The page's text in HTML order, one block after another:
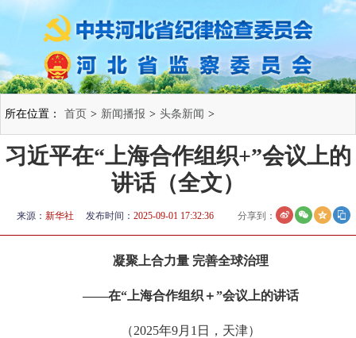
所在位置： 首页 > 新闻播报 > 头条新闻 >
习近平在“上海合作组织+”会议上的
讲话（全文）
来源： 新华社 发布时间： 2025-09-01 17:32:36 分享到：
凝聚上合力量 完善全球治理
——在“上海合作组织＋”会议上的讲话
（2025年9月1日，天津）